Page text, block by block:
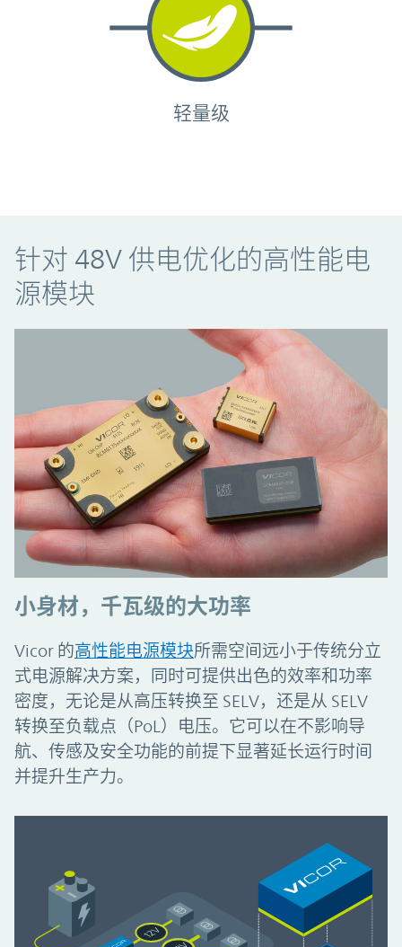
轻量级
针对 48V 供电优化的高性能电
源模块
小身材，千瓦级的大功率
Vicor 的高性能电源模块所需空间远小于传统分立
式电源解决方案，同时可提供出色的效率和功率
密度，无论是从高压转换至 SELV，还是从 SELV
转换至负载点（PoL）电压。它可以在不影响导
航、传感及安全功能的前提下显著延长运行时间
并提升生产力。